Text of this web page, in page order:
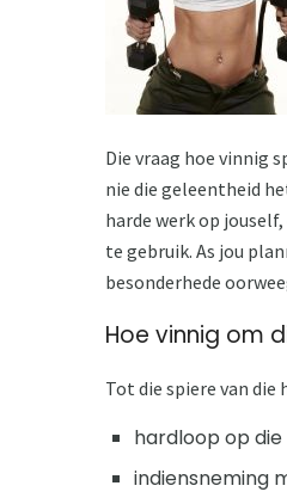
Die vraag hoe vinnig
nie die geleentheid
harde werk op
te gebruik. As jou
besonderhede
Hoe vinnig om
Tot die spiere van
hardloop op die
indiensneming